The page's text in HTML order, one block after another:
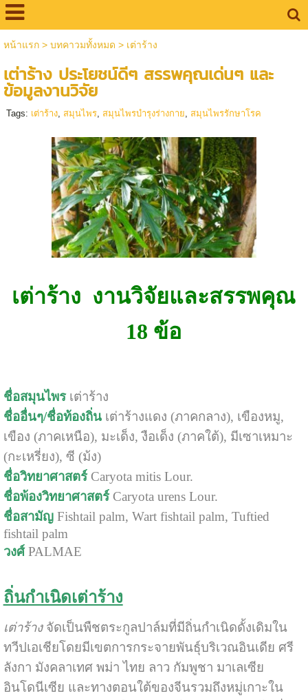
หน้าแรก> บทคาวมทั้งหมด > เต่าร้าง
เต่าร้าง ประโยชน์ดีๆ สรรพคุณเด่นๆ และ
ข้อมูลงานวิจัย
Tags: เต่าร้าง, สมุนไพร, สมุนไพรบำรุงร่างกาย, สมุนไพรรักษาโรค
เต่าร้าง งานวิจัยและสรรพคุณ
18 ข้อ
ชื่อสมุนไพรเต่าร้าง
ชื่ออื่นๆ/ชื่อท้องถิ่นเต่าร้างแดง (ภาคกลาง), เขืองหมู,
เขือง (ภาคเหนือ), มะเด็ง, งือเด็ง (ภาคใต้), มีเซาเหมาะ
(กะเหรี่ยง), ซี (ม้ง)
ชื่อวิทยาศาสตร์Caryota mitis Lour.
ชื่อพ้องวิทยาศาสตร์Caryota urens Lour.
ชื่อสามัญFishtail palm, Wart fishtail palm, Tuftied
fishtail palm
วงศ์PALMAE
ถิ่นกำเนิดเต่าร้าง
เต่าร้างจัดเป็นพืชตระกูลปาล์มที่มีถิ่นกำเนิดดั้งเดิมใน
ทวีปเอเชียโดยมีเขตการกระจายพันธุ์บริเวณอินเดีย ศรี
ลังกา มังคลาเทศ พม่า ไทย ลาว กัมพูชา มาเลเซีย
อินโดนีเซีย และทางตอนใต้ของจีนรวมถึงหมู่เกาะใน